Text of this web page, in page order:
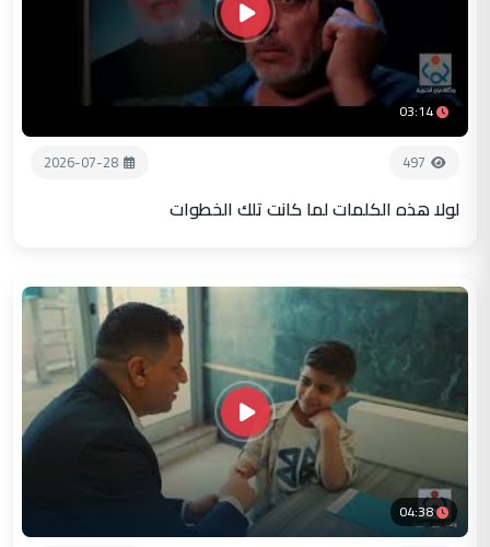
03:14
497
2026-07-28
لولا هذه الكلمات لما كانت تلك الخطوات
04:38